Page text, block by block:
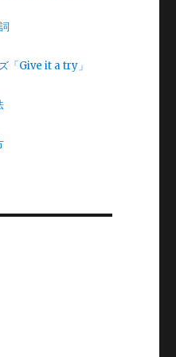
「Give it a try」